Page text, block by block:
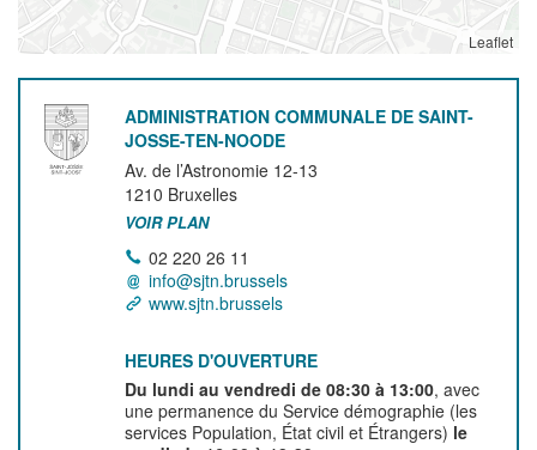
Leaflet
ADMINISTRATION COMMUNALE DE SAINT-
JOSSE-TEN-NOODE
Av. de l’Astronomie 12-13
1210 Bruxelles
VOIR PLAN
02 220 26 11
info@sjtn.brussels
www.sjtn.brussels
HEURES D'OUVERTURE
Du lundi au vendredi de 08:30 à 13:00, avec
une permanence du Service démographie (les
services Population, État civil et Étrangers) le